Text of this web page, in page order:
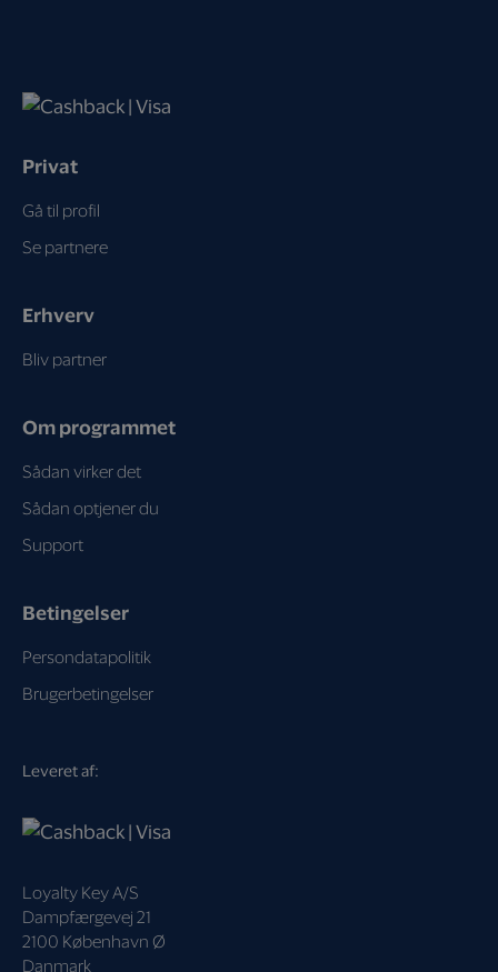
Leveret af:
Loyalty Key A/S
Dampfærgevej 21
2100 København Ø
Danmark
Privat
Gå til profil
Se partnere
Erhverv
Bliv partner
Om programmet
Sådan virker det
Sådan optjener du
Support
Betingelser
Persondatapolitik
Brugerbetingelser